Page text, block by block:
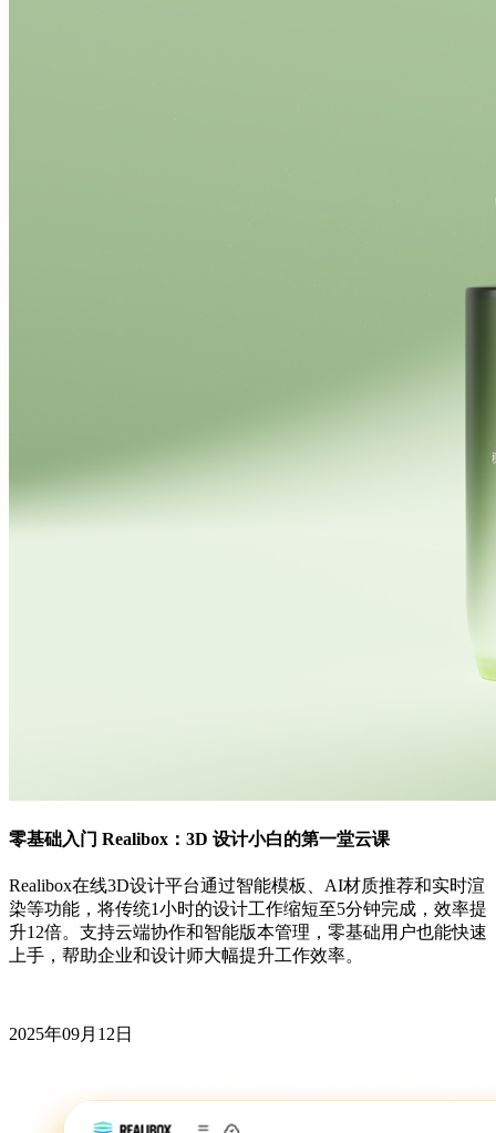
零基础入门 Realibox：3D 设计小白的第一堂云课
Realibox在线3D设计平台通过智能模板、AI材质推荐和实时渲
染等功能，将传统1小时的设计工作缩短至5分钟完成，效率提
升12倍。支持云端协作和智能版本管理，零基础用户也能快速
上手，帮助企业和设计师大幅提升工作效率。
2025年09月12日